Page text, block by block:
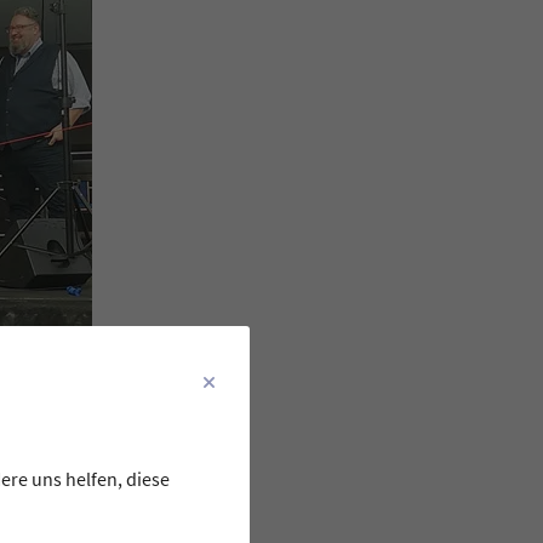
vom Stadtjugendring
uns helfen, diese